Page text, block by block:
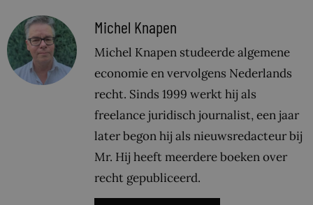
Michel Knapen
Michel Knapen studeerde algemene
economie en vervolgens Nederlands
recht. Sinds 1999 werkt hij als
freelance juridisch journalist, een jaar
later begon hij als nieuwsredacteur bij
Mr. Hij heeft meerdere boeken over
recht gepubliceerd.